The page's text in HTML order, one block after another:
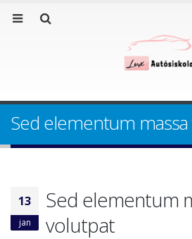
Sed elementum
13
jan
Sed elementum
volutpat